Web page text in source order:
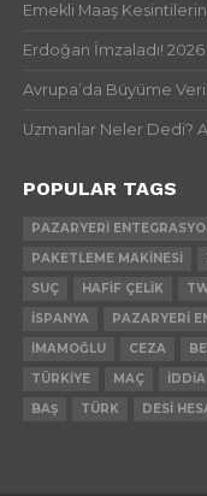
Emekli Maaş
Erdoğan İmzaladı! 2026
Avrupa’da Büyüme
Uzmanlar Neler Dedi?
POPULAR TAGS
PAZARYERI
PAKETLEME MAKINESI
SUÇ
HAFIF ÇELIK
İSPANYA
PAZARYERI
İMAMOĞLU
CEZA
TÜRKIYE
MAÇ İDDIA
BAŞ
TÜRK DESI